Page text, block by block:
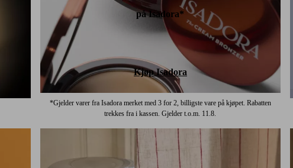
på Isadora*
Kjøp Isadora
*Gjelder varer fra Isadora merket med 3 for 2, billigste vare på kjøpet. Rabatten
trekkes fra i kassen. Gjelder t.o.m. 11.8.